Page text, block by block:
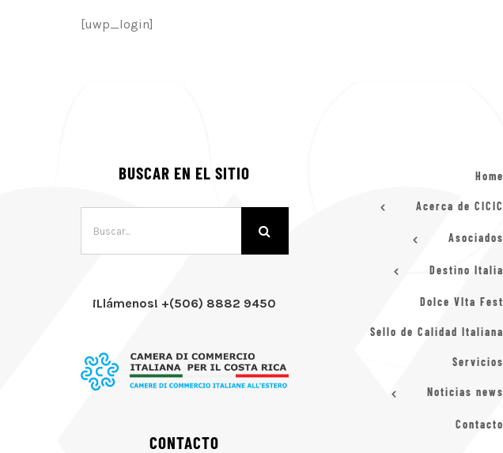
[uwp_login]
BUSCAR EN EL SITIO
¡Llámenos! +(506) 8882 9450
CONTACTO
Home
Acerca de CICIC
Asociados
Destino Italia
Dolce VIta Fest
Sello de Calidad Italiana
Servicios
Noticias news
Contacto